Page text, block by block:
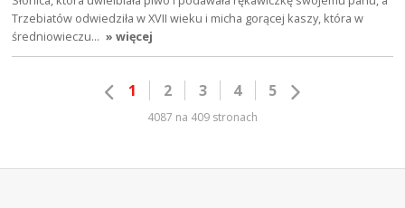
Trzebiatów odwiedziła w XVII wieku i micha gorącej kaszy, która w
średniowieczu… » więcej
1 2 3 4 5
4087 na 409 stronach